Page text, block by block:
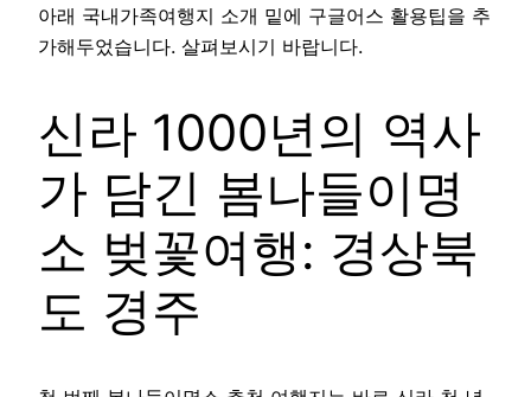
아래 국내가족여행지 소개 밑에 구글어스 활용팁을 추
가해두었습니다. 살펴보시기 바랍니다.
신라 1000년의 역사
가 담긴 봄나들이명
소 벚꽃여행: 경상북
도 경주